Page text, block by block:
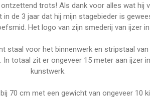
trots! Als dank voor alles wat hij
de 3 jaar dat hij mijn stagebieder is
Het logo van zijn smederij van ijzer in
staal voor het binnenwerk en stripstaal
In totaal zit er ongeveer 15 meter aan ijzer
kunstwerk.
70 cm met een gewicht van ongeveer 10